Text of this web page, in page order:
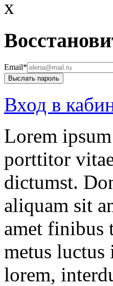
x
Email*
Выслать пароль
Вход в
Lorem
porttitor
dictumst.
aliquam sit
amet finibus
metus
lorem,